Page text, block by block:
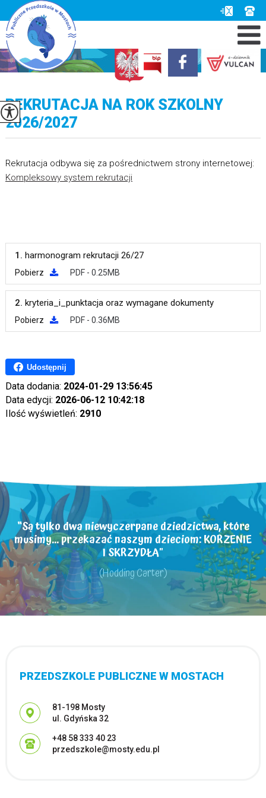
REKRUTACJA NA ROK SZKOLNY
2026/2027
Rekrutacja odbywa się za pośrednictwem strony internetowej:
Kompleksowy system rekrutacji
1. harmonogram rekrutacji 26/27
Pobierz PDF - 0.25MB
2. kryteria_i_punktacja oraz wymagane dokumenty
Pobierz PDF - 0.36MB
Udostępnij
Data dodania: 2024-01-29 13:56:45
Data edycji: 2026-06-12 10:42:18
Ilość wyświetleń: 2910
“Są tylko dwa niewyczerpane dziedzictwa, które
musimy... przekazać naszym dzieciom: KORZENIE
I SKRZYDŁA"
(Hodding Carter)
PRZEDSZKOLE PUBLICZNE W MOSTACH
Adres pocztowy:
81-198 Mosty
ul. Gdyńska 32
+48 58 333 40 23
przedszkole@mosty.edu.pl